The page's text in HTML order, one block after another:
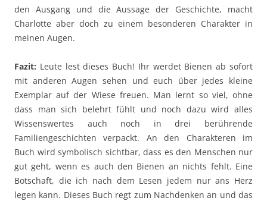
den Ausgang und die Aussage der Geschichte, macht
Charlotte aber doch zu einem besonderen Charakter in
meinen Augen.
Fazit: Leute lest dieses Buch! Ihr werdet Bienen ab sofort
mit anderen Augen sehen und euch über jedes kleine
Exemplar auf der Wiese freuen. Man lernt so viel, ohne
dass man sich belehrt fühlt und noch dazu wird alles
Wissenswertes auch noch in drei berührende
Familiengeschichten verpackt. An den Charakteren im
Buch wird symbolisch sichtbar, dass es den Menschen nur
gut geht, wenn es auch den Bienen an nichts fehlt. Eine
Botschaft, die ich nach dem Lesen jedem nur ans Herz
legen kann. Dieses Buch regt zum Nachdenken an und das